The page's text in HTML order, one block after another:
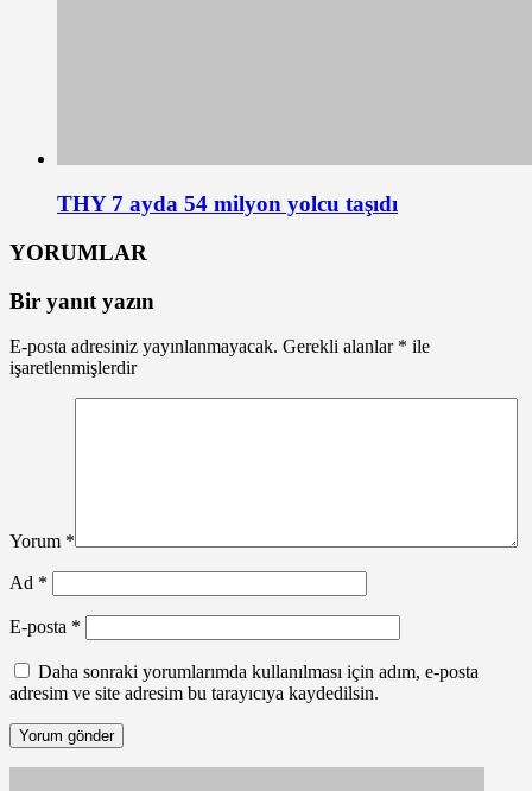
THY 7 ayda 54 milyon yolcu taşıdı
YORUMLAR
Bir yanıt yazın
E-posta adresiniz yayınlanmayacak. Gerekli alanlar * ile
işaretlenmişlerdir
Yorum *
Ad *
E-posta *
Daha sonraki yorumlarımda kullanılması için adım, e-posta
adresim ve site adresim bu tarayıcıya kaydedilsin.